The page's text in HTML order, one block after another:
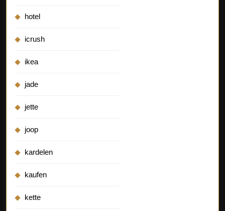
hotel
icrush
ikea
jade
jette
joop
kardelen
kaufen
kette